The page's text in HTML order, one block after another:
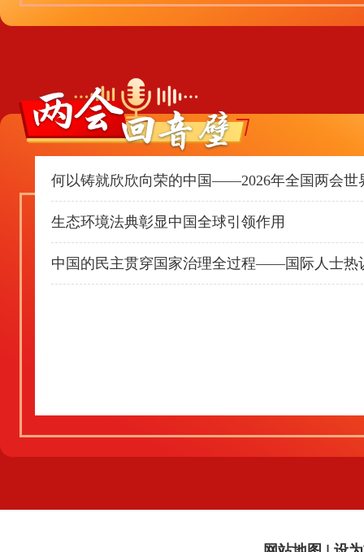
何以铸就欣欣向荣的中国——2026年全国两会世
生态环境法典彰显中国全球引领作用
中国的民主贯穿国家治理全过程——国际人士热